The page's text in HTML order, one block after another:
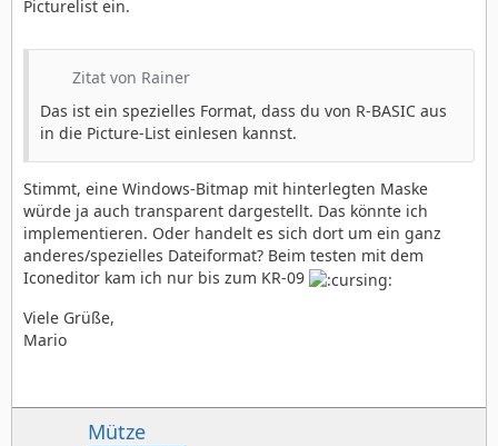
Picturelist ein.
Zitat von Rainer
Das ist ein spezielles Format, dass du von R-BASIC aus
in die Picture-List einlesen kannst.
Stimmt, eine Windows-Bitmap mit hinterlegten Maske
würde ja auch transparent dargestellt. Das könnte ich
implementieren. Oder handelt es sich dort um ein ganz
anderes/spezielles Dateiformat? Beim testen mit dem
Iconeditor kam ich nur bis zum KR-09
Viele Grüße,
Mario
Mütze